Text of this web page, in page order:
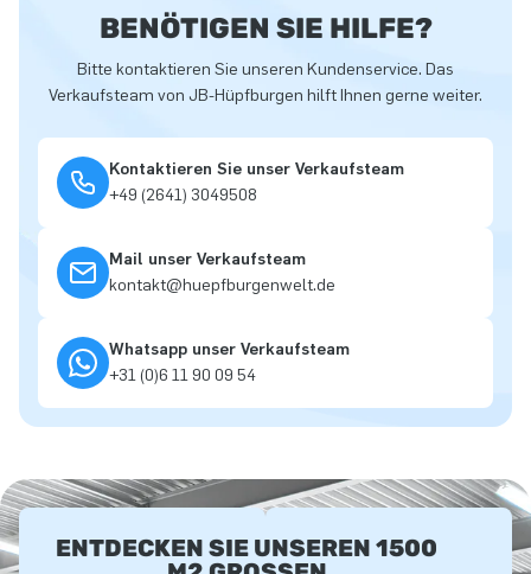
BENÖTIGEN SIE HILFE?
Bitte kontaktieren Sie unseren Kundenservice. Das
Verkaufsteam von JB-Hüpfburgen hilft Ihnen gerne weiter.
Kontaktieren Sie unser Verkaufsteam
+49 (2641) 3049508
Mail unser Verkaufsteam
kontakt@huepfburgenwelt.de
Whatsapp unser Verkaufsteam
+31 (0)6 11 90 09 54
ENTDECKEN SIE UNSEREN 1500